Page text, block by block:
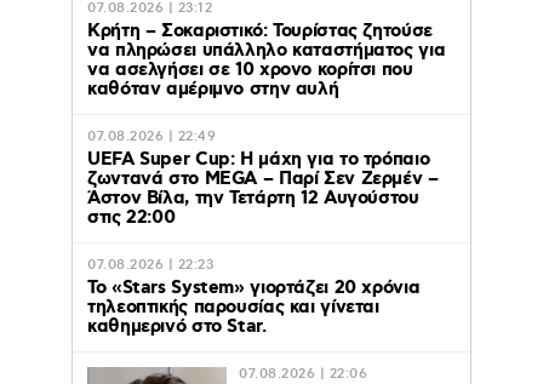
07.08.2026 | 23:12
Κρήτη – Σοκαριστικό: Τουρίστας ζητούσε
να πληρώσει υπάλληλο καταστήματος για
να ασελγήσει σε 10 χρονο κορίτσι που
καθόταν αμέριμνο στην αυλή
07.08.2026 | 22:49
UEFA Super Cup: Η μάχη για το τρόπαιο
ζωντανά στο MEGA – Παρί Σεν Ζερμέν –
Άστον Βίλα, την Τετάρτη 12 Αυγούστου
στις 22:00
07.08.2026 | 22:23
Το «Stars System» γιορτάζει 20 χρόνια
τηλεοπτικής παρουσίας και γίνεται
καθημερινό στο Star.
07.08.2026 | 22:06